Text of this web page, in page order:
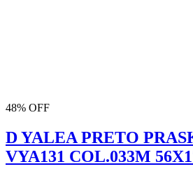
48% OFF
D YALEA PRETO
VYA131 COL.033M